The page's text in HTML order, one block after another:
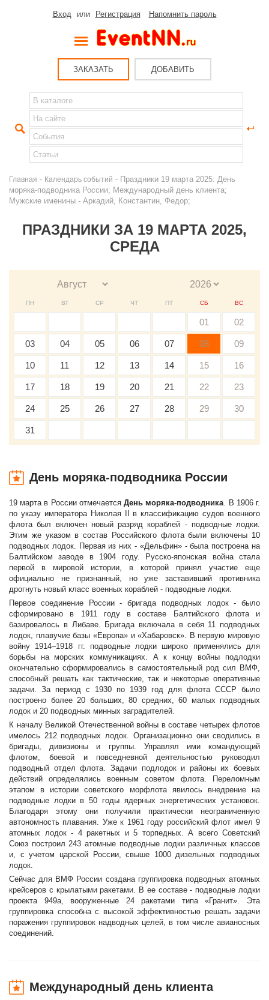
Вход или Регистрация Напомнить пароль
ЗАКАЗАТЬ ДОБАВИТЬ
Главная - Календарь событий - Праздники 19 марта 2025: День
моряка-подводника России; Международный день клиента;
Мужские именины - Аркадий, Константин, Федор;
ПРАЗДНИКИ ЗА 19 МАРТА 2025,
СРЕДА
ПН ВТ СР ЧТ ПТ СБ ВС
01 02
03 04 05 06 07 08 09
10 11 12 13 14 15 16
17 18 19 20 21 22 23
24 25 26 27 28 29 30
31
День моряка-подводника России
19 марта в России отмечаетсяДень моряка-подводника. В 1906 г.
по указу императора Николая II в классификацию судов военного
флота был включен новый разряд кораблей - подводные лодки.
Этим же указом в состав Российского флота были включены 10
подводных лодок. Первая из них - «Дельфин» - была построена на
Балтийском заводе в 1904 году. Русско-японская война стала
первой в мировой истории, в которой принял участие еще
официально не признанный, но уже заставивший противника
дрогнуть новый класс военных кораблей - подводные лодки.
Первое соединение России - бригада подводных лодок - было
сформировано в 1911 году в составе Балтийского флота и
базировалось в Либаве. Бригада включала в себя 11 подводных
лодок, плавучие базы «Европа» и «Хабаровск». В первую мировую
войну 1914–1918 гг. подводные лодки широко применялись для
борьбы на морских коммуникациях. А к концу войны подлодки
окончательно сформировались в самостоятельный род сил ВМФ,
способный решать как тактические, так и некоторые оперативные
задачи. За период с 1930 по 1939 год для флота СССР было
построено более 20 больших, 80 средних, 60 малых подводных
лодок и 20 подводных минных заградителей.
К началу Великой Отечественной войны в составе четырех флотов
имелось 212 подводных лодок. Организационно они сводились в
бригады, дивизионы и группы. Управлял ими командующий
флотом, боевой и повседневной деятельностью руководил
подводный отдел флота. Задачи подлодок и районы их боевых
действий определялись военным советом флота. Переломным
этапом в истории советского морфлота явилось внедрение на
подводные лодки в 50 годы ядерных энергетических установок.
Благодаря этому они получили практически неограниченную
автономность плавания. Уже к 1961 году российский флот имел 9
атомных лодок - 4 ракетных и 5 торпедных. А всего Советский
Союз построил 243 атомные подводные лодки различных классов
и, с учетом царской России, свыше 1000 дизельных подводных
лодок.
Сейчас для ВМФ России создана группировка подводных атомных
крейсеров с крылатыми ракетами. В ее составе - подводные лодки
проекта 949а, вооруженные 24 ракетами типа «Гранит». Эта
группировка способна с высокой эффективностью решать задачи
поражения группировок надводных целей, в том числе авианосных
соединений.
Международный день клиента